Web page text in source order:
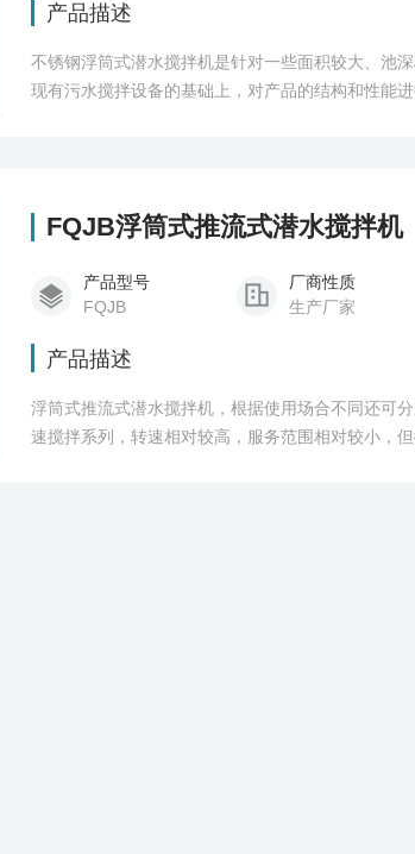
产品描述
不锈钢浮筒式潜水搅拌机是针对一些面积较大、池
现有污水搅拌设备的基础上，对产品的结构和性能
FQJB浮筒式推流式潜水搅拌机
产品型号
FQJB
厂商性质
生产厂家
产品描述
浮筒式推流式潜水搅拌机，根据使用场合不同还可
速搅拌系列，转速相对较高，服务范围相对较小，